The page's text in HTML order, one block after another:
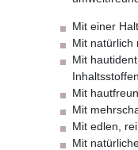
Mit einer
Mit natürlich
Mit
Inhaltsstoffen
Mit
Mit
Mit edlen,
Mit